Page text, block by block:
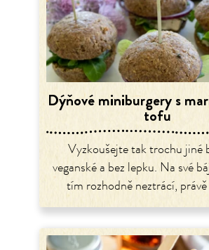
Dýňové miniburgery s
tofu
Vyzkoušejte tak trochu jiné
veganské a bez lepku. Na své
tím rozhodně neztrácí,